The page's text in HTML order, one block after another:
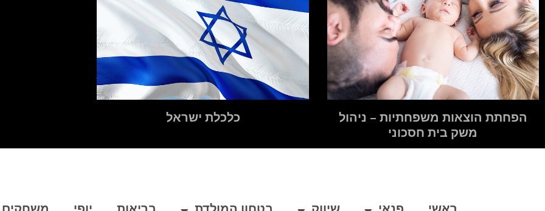
הפחתת הוצאות משפחתיות – ניהול
משק בית חסכוני
כלכלת ישראל